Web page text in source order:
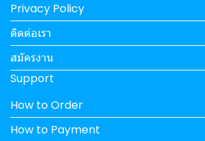
Privacy Policy
ติดต่อเรา
สมัครงาน
Support
How to Order
How to Payment